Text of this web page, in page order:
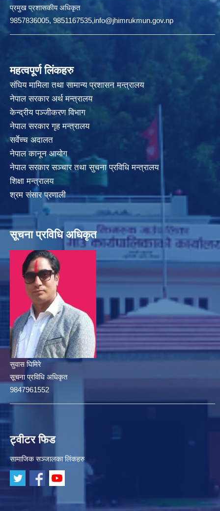
प्रमुख प्रशासकीय अधिकृत
9857836005, 9851167535,info@jhimrukmun.gov.np
महत्वपूर्ण लिंकहरु
संघिय मामिला तथा सामान्य प्रशासन मन्त्रालय
नेपाल सरकार अर्थ मन्त्रालय
केन्द्रीय पञ्जीकरण विभाग
नेपाल सरकार गृह मन्त्रालय
सर्वेच्च अदालत
नेपाल कानून आयोग
नेपाल सरकार सञ्चार तथा सुचना प्रविधि मन्त्रालय
शिक्षा मन्त्रालय
श्रम संसार प्रणाली
सूचना प्रविधि अधिकृत
सुवास घिमिरे
सूचना प्रविधि अधिकृत
9847961552
ट्वीटर फिड
सामाजिक सञ्जालका लिंकहरु